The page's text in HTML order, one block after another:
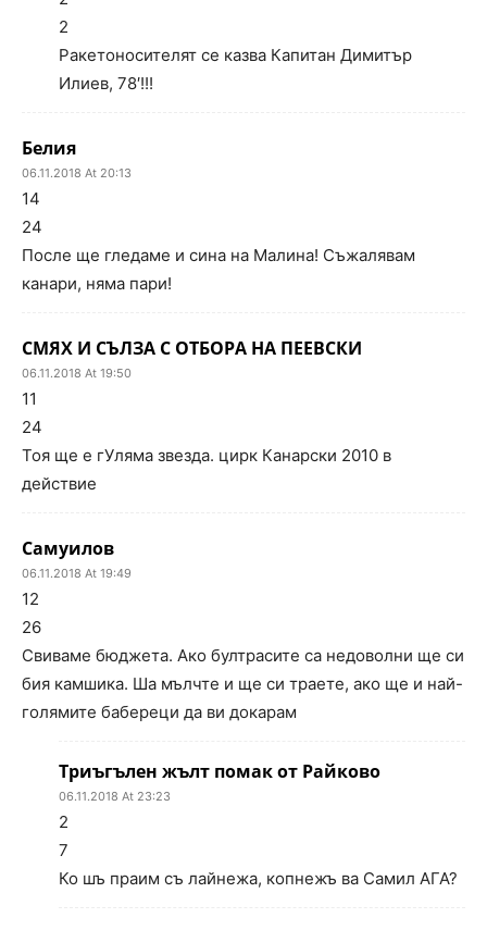
2
Ракетоносителят се казва Капитан Димитър
Илиев, 78′!!!
Белия
06.11.2018 At 20:13
14
24
После ще гледаме и сина на Малина! Съжалявам
канари, няма пари!
СМЯХ И СЪЛЗА С ОТБОРА НА ПЕЕВСКИ
06.11.2018 At 19:50
11
24
Тоя ще е гУляма звезда. цирк Канарски 2010 в
действие
Самуилов
06.11.2018 At 19:49
12
26
Свиваме бюджета. Ако бултрасите са недоволни ще си
бия камшика. Ша мълчте и ще си траете, ако ще и най-
голямите бабереци да ви докарам
Триъгълен жълт помак от Райково
06.11.2018 At 23:23
2
7
Ко шъ праим съ лайнежа, копнежъ ва Самил АГА?